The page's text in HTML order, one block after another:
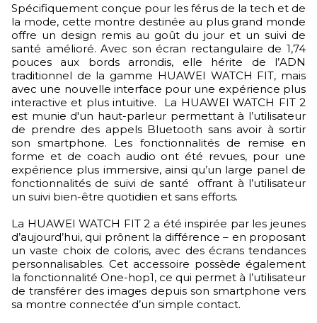
Spécifiquement conçue pour les férus de la tech et de
la mode, cette montre destinée au plus grand monde
offre un design remis au goût du jour et un suivi de
santé amélioré. Avec son écran rectangulaire de 1,74
pouces aux bords arrondis, elle hérite de l’ADN
traditionnel de la gamme HUAWEI WATCH FIT, mais
avec une nouvelle interface pour une expérience plus
interactive et plus intuitive. La HUAWEI WATCH FIT 2
est munie d'un haut-parleur permettant à l’utilisateur
de prendre des appels Bluetooth sans avoir à sortir
son smartphone. Les fonctionnalités de remise en
forme et de coach audio ont été revues, pour une
expérience plus immersive, ainsi qu’un large panel de
fonctionnalités de suivi de santé offrant à l’utilisateur
un suivi bien-être quotidien et sans efforts.
La HUAWEI WATCH FIT 2 a été inspirée par les jeunes
d’aujourd’hui, qui prônent la différence – en proposant
un vaste choix de coloris, avec des écrans tendances
personnalisables. Cet accessoire possède également
la fonctionnalité One-hop1, ce qui permet à l’utilisateur
de transférer des images depuis son smartphone vers
sa montre connectée d’un simple contact.